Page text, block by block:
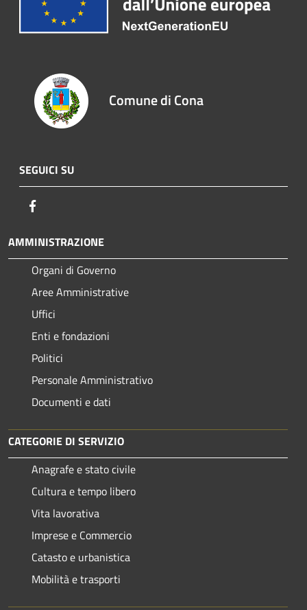
Comune di Cona
SEGUICI SU
AMMINISTRAZIONE
Organi di Governo
Aree Amministrative
Uffici
Enti e fondazioni
Politici
Personale Amministrativo
Documenti e dati
CATEGORIE DI SERVIZIO
Anagrafe e stato civile
Cultura e tempo libero
Vita lavorativa
Imprese e Commercio
Catasto e urbanistica
Mobilità e trasporti